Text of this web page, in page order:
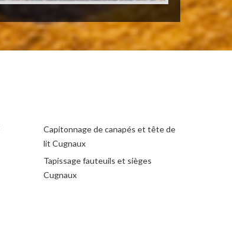
Capitonnage de canapés et tête de
lit Cugnaux
Tapissage fauteuils et sièges
Cugnaux